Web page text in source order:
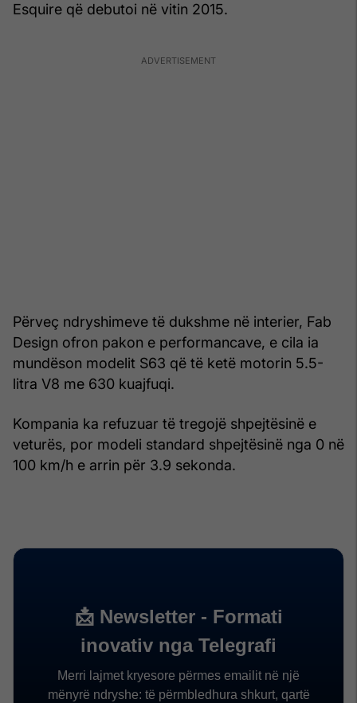
Esquire që debutoi në vitin 2015.
Përveç ndryshimeve të dukshme në interier, Fab
Design ofron pakon e performancave, e cila ia
mundëson modelit S63 që të ketë motorin 5.5-
litra V8 me 630 kuajfuqi.
Kompania ka refuzuar të tregojë shpejtësinë e
veturës, por modeli standard shpejtësinë nga 0 në
100 km/h e arrin për 3.9 sekonda.